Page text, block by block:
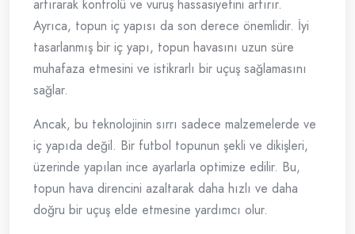
artırarak kontrolü ve vuruş hassasiyetini artırır.
Ayrıca, topun iç yapısı da son derece önemlidir. İyi
tasarlanmış bir iç yapı, topun havasını uzun süre
muhafaza etmesini ve istikrarlı bir uçuş sağlamasını
sağlar.
Ancak, bu teknolojinin sırrı sadece malzemelerde ve
iç yapıda değil. Bir futbol topunun şekli ve dikişleri,
üzerinde yapılan ince ayarlarla optimize edilir. Bu,
topun hava direncini azaltarak daha hızlı ve daha
doğru bir uçuş elde etmesine yardımcı olur.